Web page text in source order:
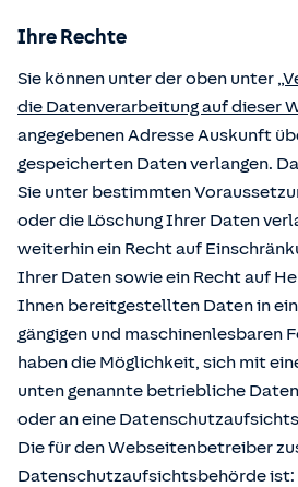
Ihre Rechte
Sie können unter der oben unter
die Datenverarbeitung auf dieser
angegebenen Adresse Auskunft
gespeicherten Daten verlangen.
Sie unter bestimmten
oder die Löschung Ihrer Daten
weiterhin ein Recht auf
Ihrer Daten sowie ein Recht auf
Ihnen bereitgestellten Daten in
gängigen und maschinenlesbaren
haben die Möglichkeit, sich mit
unten genannte betriebliche
oder an eine
Die für den Webseitenbetreiber
Datenschutzaufsichtsbehörde ist: